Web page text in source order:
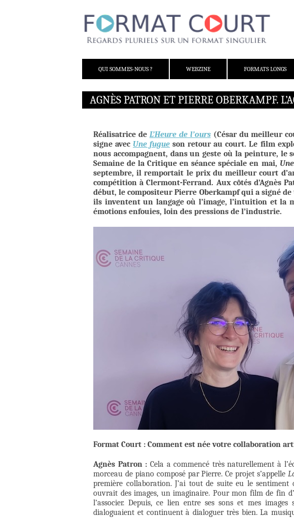
QUI SOMMES-NOUS ?
WEBZINE FORMATS LONGS
AGNÈS PATRON ET PIERRE OBERKAMPF.
Réalisatrice de L’Heure de l’ours(César du meilleur
signe avec Une fugue son retour au court. Le film
nous accompagnent, dans un geste où la peinture, le
Semaine de la Critique en séance spéciale en mai,
septembre, il remportait le prix du meilleur court
compétition à Clermont-Ferrand. Aux côtés d’Agnès
début, le compositeur Pierre Oberkampf qui a signé
ils inventent un langage où l’image, l’intuition et la
émotions enfouies, loin des pressions de l’industrie.
Format Court : Comment est née votre collaboration
Agnès Patron : Cela a commencé très naturellement à
morceau de piano composé par Pierre. Ce projet s’appelle
première collaboration. J’ai tout de suite eu le sentiment
ouvrait des images, un imaginaire. Pour mon film de fin
l’associer. Depuis, ce lien entre ses sons et mes
dialoguaient et continuent à dialoguer très bien. La